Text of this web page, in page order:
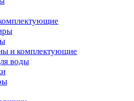
и комплектующие
воды